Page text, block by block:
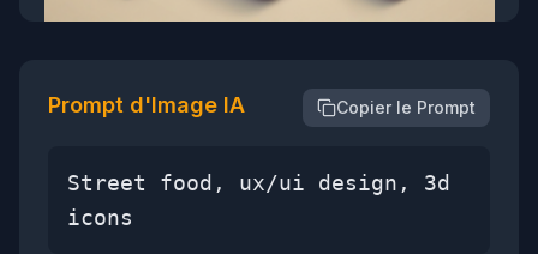
Prompt d'Image IA Copier le Prompt
Street food, ux/ui design, 3d
icons